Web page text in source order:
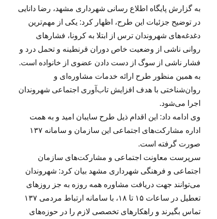
به گزارش پایگاه اطلاع رسانی شهرداری مشهد، رضا دانایی
در توضیح جزئیات این طرح، اظهار کرد: یکی از مهم‌ترین
دغدغه‌های شهروندان ترس از ابتلا به کرونا، فشارهای
روانی ناشی از وضعیت خاص دوران قرنطینه و تحمل درد و
فشار ناشی از سوگ از دست دادن عضوی از خانواده است.
به همین منظور طرح ارائه خدمات مشاوره‌ای و
روان‌شناختی با هدف افزایش تاب‌آوری اجتماعی شهروندان
اجرا می‌شود.
وی ادامه داد: این اقدام ذیل طرح سایبان امید و به همت
اداره مشارکت‌های اجتماعی این سازمان و سامانه ۱۳۷
صورت گرفته است.
سرپرست معاونت اجتماعی و مشارکت‌های سازمان
اجتماعی و فرهنگی شهرداری مشهد بیان کرد: شهروندان
می‌توانند جهت دریافت مشاوره همه روزه به جز روزهای
تعطیل در ساعات ۱۵ تا ۱۸، با سامانه ارتباط مردمی ۱۳۷
تماس بگیرند و راهکارهای تخصصی لازم را در حوزه‌های